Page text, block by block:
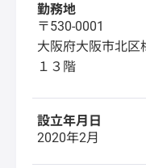
勤務地
〒530-0001
大阪府大阪市北区
１３階
設立年月日
2020年2月